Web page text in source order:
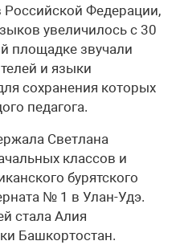
Российской Федерации,
увеличилось с 30
площадке звучали
и языки
сохранения которых
педагога.
Светлана
классов и
бурятского
№ 1 в Улан-Удэ.
стала Алия
Башкортостан.